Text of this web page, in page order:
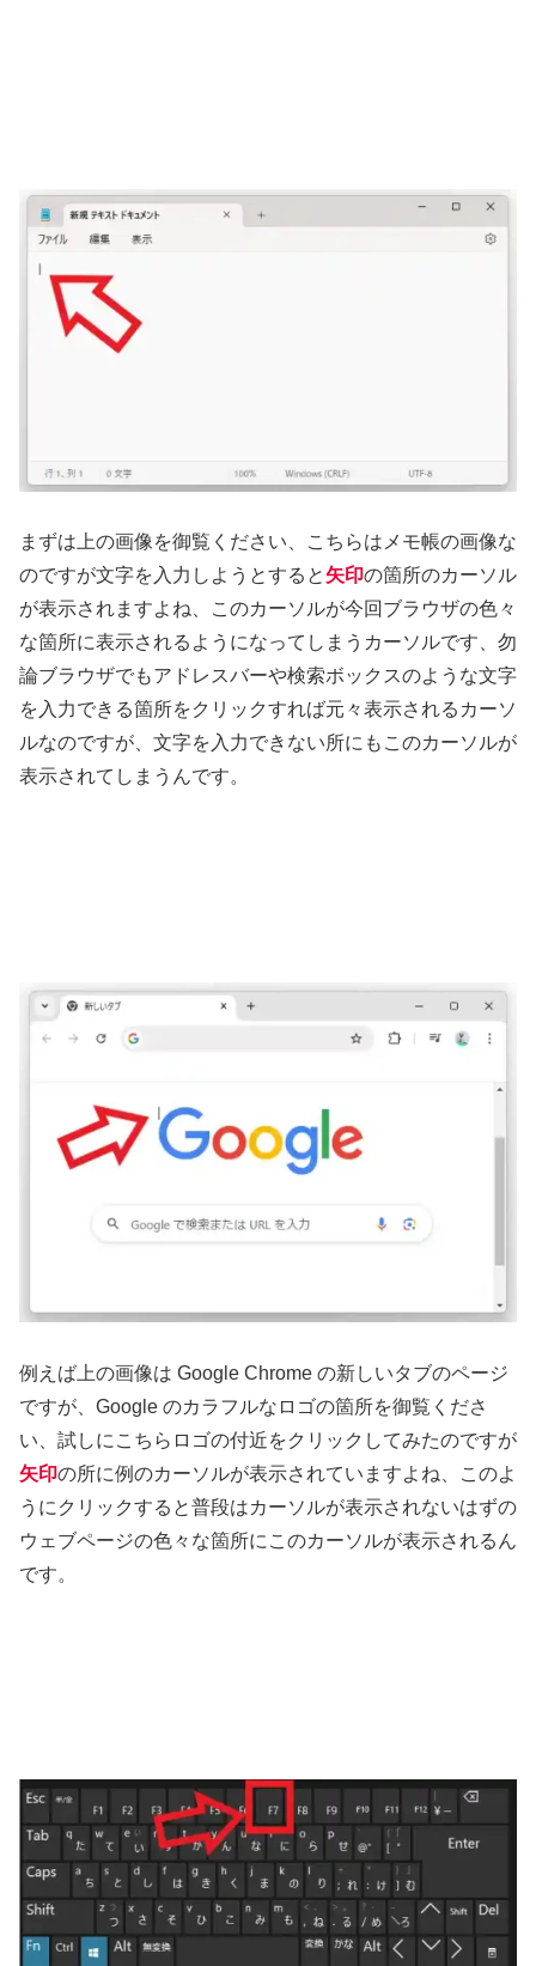
まずは上の画像を御覧ください、こちらはメモ帳の画像な
のですが文字を入力しようとすると 矢印の箇所のカーソル
が表示されますよね、このカーソルが今回ブラウザの色々
な箇所に表示されるようになってしまうカーソルです、勿
論ブラウザでもアドレスバーや検索ボックスのような文字
を入力できる箇所をクリックすれば元々表示されるカーソ
ルなのですが、文字を入力できない所にもこのカーソルが
表示されてしまうんです。
例えば上の画像は Google Chrome の新しいタブのページ
ですが、Google のカラフルなロゴの箇所を御覧くださ
い、試しにこちらロゴの付近をクリックしてみたのですが
矢印の所に例のカーソルが表示されていますよね、このよ
うにクリックすると普段はカーソルが表示されないはずの
ウェブページの色々な箇所にこのカーソルが表示されるん
です。